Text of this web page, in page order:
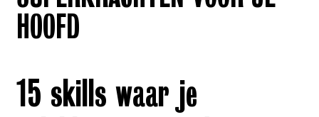
HOOFD
15 skills waar je